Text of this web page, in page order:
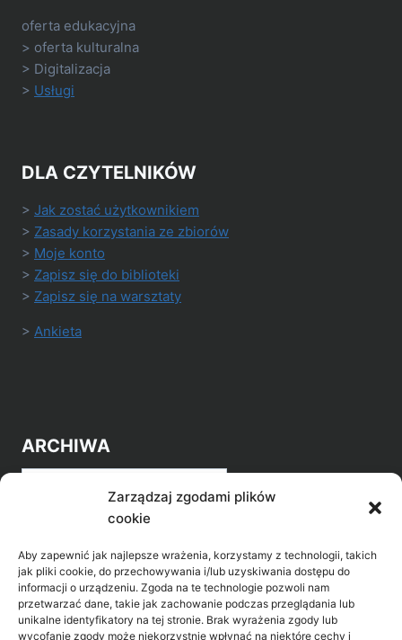
Zarządzaj zgodami plików
cookie
Aby zapewnić jak najlepsze wrażenia, korzystamy z technologii, takich
jak pliki cookie, do przechowywania i/lub uzyskiwania dostępu do
informacji o urządzeniu. Zgoda na te technologie pozwoli nam
przetwarzać dane, takie jak zachowanie podczas przeglądania lub
unikalne identyfikatory na tej stronie. Brak wyrażenia zgody lub
wycofanie zgody może niekorzystnie wpłynąć na niektóre cechy i
oferta edukacyjna
> oferta kulturalna
> Digitalizacja
> Usługi
DLA CZYTELNIKÓW
> Jak zostać użytkownikiem
> Zasady korzystania ze zbiorów
> Moje konto
> Zapisz się do biblioteki
> Zapisz się na warsztaty
> Ankieta
ARCHIWA
Archiwa
POZNAJ LEPIEJ NASZ REGION